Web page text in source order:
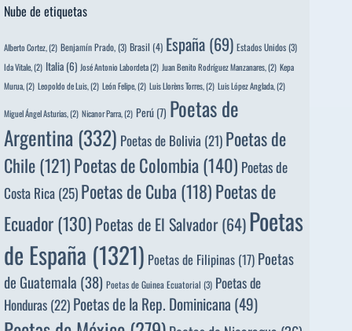
Nube de etiquetas
Alberto Cortez, (2) Benjamín Prado,(3) Brasil (4) España (69) Estados Unidos(3)
Ida Vitale, (2) Italia (6) José Antonio Labordeta(2) Juan Benito Rodríguez Manzanares, (2) Kepa
Murua, (2) Leopoldo de Luis, (2) León Felipe, (2) Luis Llorèns Torres, (2) Luis López Anglada, (2)
Miguel Ángel Asturias, (2) Nicanor Parra, (2) Perú (7) Poetas de
Argentina (332) Poetas de Bolivia (21) Poetas de
Chile(121)Poetas de Colombia(140) Poetas de
Costa Rica(25)Poetas de Cuba (118)Poetas de
Ecuador(130) Poetas de El Salvador(64)Poetas
de España (1321) Poetas de Filipinas (17) Poetas
de Guatemala (38) Poetas de Guinea Ecuatorial (3) Poetas de
Honduras (22) Poetas de la Rep. Dominicana (49)